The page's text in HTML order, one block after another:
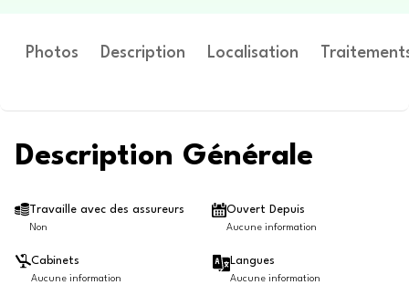
Photos Description Localisation
Description Générale
Travaille avec des assureurs
Non
Ouvert Depuis
Aucune information
Cabinets
Aucune information
Langues
Aucune information